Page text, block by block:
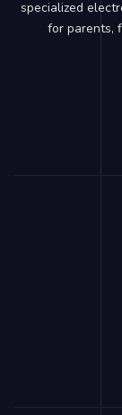
specialized
for parents,